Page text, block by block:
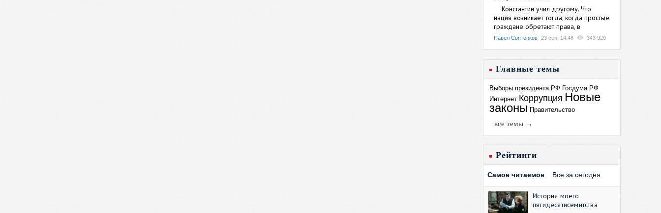
Константин учил другому. Что
нация возникает тогда, когда простые
граждане обретают права, в
Павел Святенков 23 сен, 14:48 343 920
Главные темы
Выборы президента РФ Госдума РФ
Интернет Коррупция Новые
законы Правительство
все темы →
Рейтинги
Самое читаемое Все за сегодня
История моего
пятидесятисемитства